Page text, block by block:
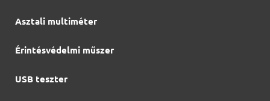
Asztali multiméter
Érintésvédelmi műszer
USB teszter